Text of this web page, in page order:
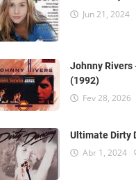
Jun 21, 2024
Johnny Rivers
(1992)
Fev 28, 2026
Ultimate Dirty
Abr 1, 2024